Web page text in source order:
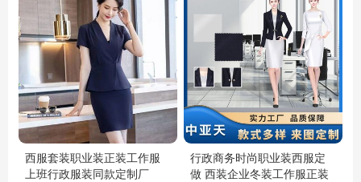
西服套装职业装正装工作服
上班行政服装同款定制厂
行政商务时尚职业装西服定
做 西装企业冬装工作服正装